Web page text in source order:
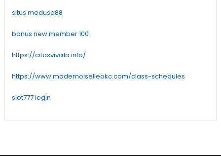
situs medusa88
bonus new member 100
https://citasviva1a.info/
https://www.mademoiselleokc.com/class-schedules
slot777 login